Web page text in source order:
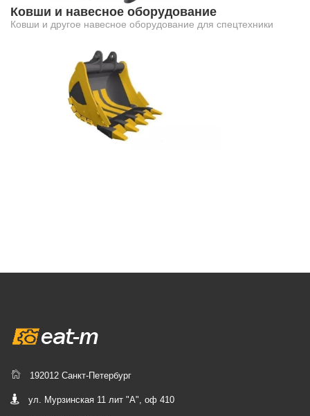
Ковши и навесное оборудование
Ковши и другое навесное оборудование для спецтехники
192012 Санкт-Петербург
ул. Мурзинская 11 лит "А", оф 410